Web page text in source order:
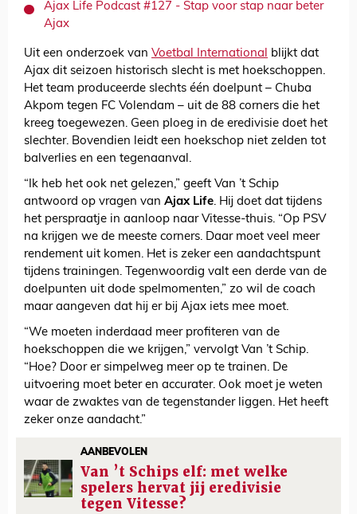
Ajax Life Podcast #127 - Stap voor stap naar beter
Ajax
Uit een onderzoek van Voetbal International blijkt dat
Ajax dit seizoen historisch slecht is met hoekschoppen.
Het team produceerde slechts één doelpunt – Chuba
Akpom tegen FC Volendam – uit de 88 corners die het
kreeg toegewezen. Geen ploeg in de eredivisie doet het
slechter. Bovendien leidt een hoekschop niet zelden tot
balverlies en een tegenaanval.
“Ik heb het ook net gelezen,” geeft Van ’t Schip
antwoord op vragen van Ajax Life. Hij doet dat tijdens
het perspraatje in aanloop naar Vitesse-thuis. “Op PSV
na krijgen we de meeste corners. Daar moet veel meer
rendement uit komen. Het is zeker een aandachtspunt
tijdens trainingen. Tegenwoordig valt een derde van de
doelpunten uit dode spelmomenten,” zo wil de coach
maar aangeven dat hij er bij Ajax iets mee moet.
“We moeten inderdaad meer profiteren van de
hoekschoppen die we krijgen,” vervolgt Van ’t Schip.
“Hoe? Door er simpelweg meer op te trainen. De
uitvoering moet beter en accurater. Ook moet je weten
waar de zwaktes van de tegenstander liggen. Het heeft
zeker onze aandacht.”
AANBEVOLEN
Van ’t Schips elf: met welke
spelers hervat jij eredivisie
tegen Vitesse?